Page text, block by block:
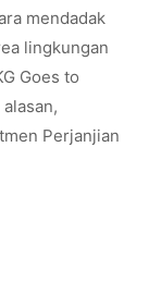
mendadak
lingkungan
Goes to
Perjanjian